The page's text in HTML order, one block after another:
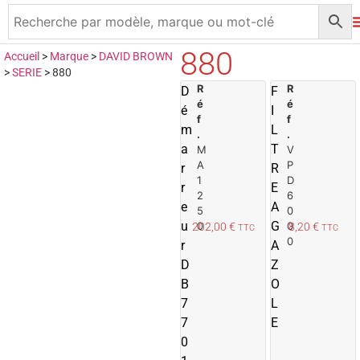
Accueil > Marque > DAVID BROWN
>SERIE >880 880
D
é
m
a
r
r
e
u
r
D
B
7
7
0
R
é
f
.
M
A
1
2
5
0
202,00 € TTC
A
o
u
e
a
u
p
a
n
e
F
I
L
T
R
E
A
G
A
Z
O
L
E
R
é
f
.
V
P
D
6
0
0
0
8,20 € TTC